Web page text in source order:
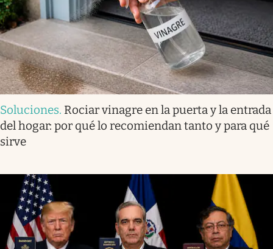
Soluciones. Rociar vinagre en la puerta y la entrada
del hogar: por qué lo recomiendan tanto y para qué
sirve